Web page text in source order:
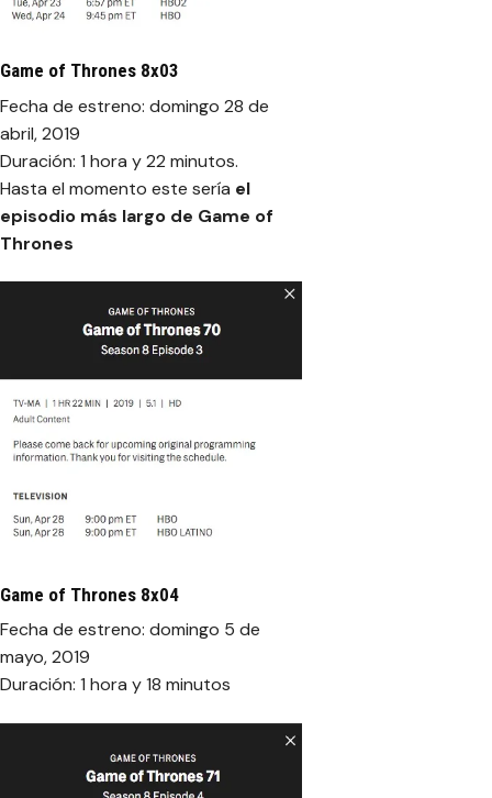
Game of Thrones 8x03
Fecha de estreno: domingo 28 de
abril, 2019
Duración: 1 hora y 22 minutos.
Hasta el momento este sería el
episodio más largo de Game of
Thrones
Game of Thrones 8x04
Fecha de estreno: domingo 5 de
mayo, 2019
Duración: 1 hora y 18 minutos